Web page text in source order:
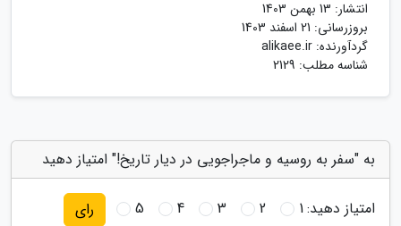
انتشار: 13 بهمن 1403
بروزرسانی: 21 اسفند 1403
گردآورنده: alikaee.ir
شناسه مطلب: 2129
به "سفر به روسیه و ماجراجویی در دیار تاریخ!" امتیاز دهید
امتیاز دهید:1
2
3
4
5 رای